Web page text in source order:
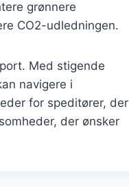
grønnere
CO2-udledningen.
Med stigende
navigere i
for speditører, der
der ønsker